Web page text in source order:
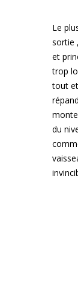
Le
sortie
et
trop
tout
du